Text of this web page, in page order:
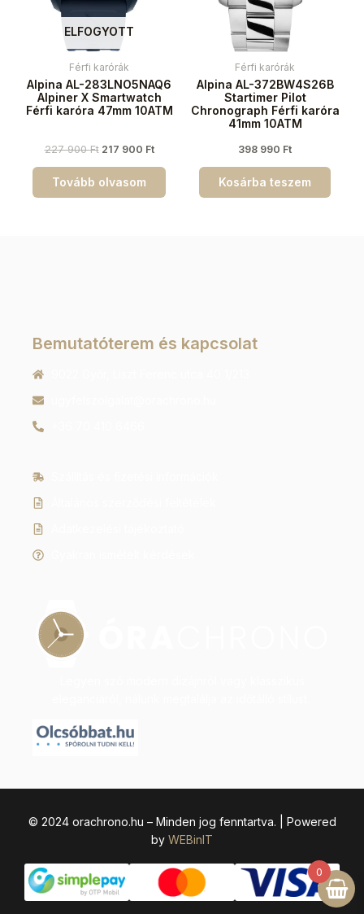
ELFOGYOTT
Férfi karórák
Alpina AL-283LNO5NAQ6
Alpiner X Smartwatch
Férfi karóra 47mm 10ATM
227 900Ft 217 900 Ft
Tovább olvasom
Férfi karórák
Alpina AL-372BW4S26B
Startimer Pilot
Chronograph Férfi karóra
41mm 10ATM
398 990 Ft
Kosárba teszem
Bemutatóterem és kapcsolat
© 2024 orachrono.hu – Minden jog fenntartva. | Powered
by WEBinIT
0